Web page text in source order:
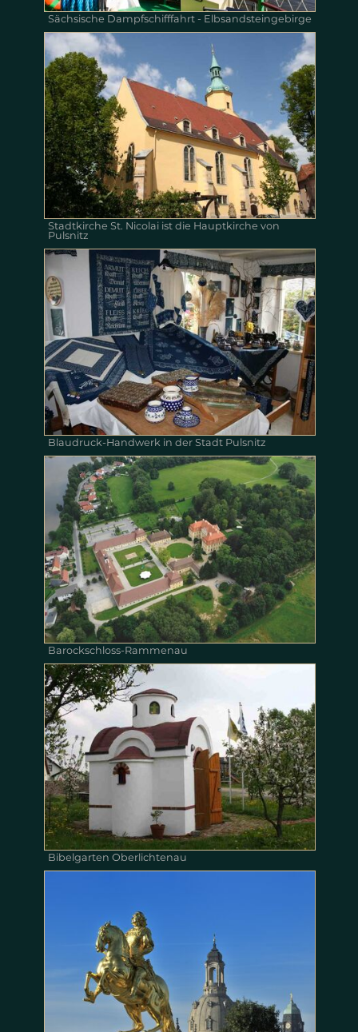
Sächsische Dampfschifffahrt - Elbsandsteingebirge
Stadtkirche St. Nicolai ist die Hauptkirche von
Pulsnitz
Blaudruck-Handwerk in der Stadt Pulsnitz
Barockschloss-Rammenau
Bibelgarten Oberlichtenau